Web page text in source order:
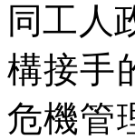
同工人
構接手
危機管